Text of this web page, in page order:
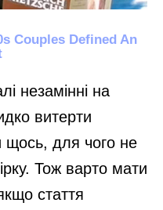
незамінні на
витерти
щось, для чого не
Тож варто мати
стаття